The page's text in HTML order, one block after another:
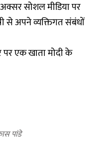
अक्सर सोशल मीडिया पर
से अपने व्यक्तिगत संबंधों
पर एक खाता मोदी के
पांडे